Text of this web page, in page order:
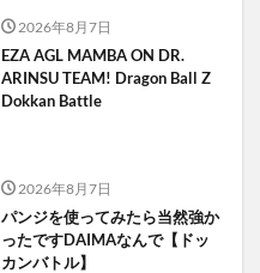
2026年8月7日
EZA AGL MAMBA ON DR.
ARINSU TEAM! Dragon Ball Z
Dokkan Battle
2026年8月7日
パンジを使ってみたら当然強か
ったですDAIMAなんで【ドッ
カンバトル】